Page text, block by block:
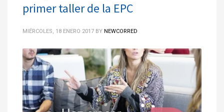
primer taller de la EPC
MIÉRCOLES, 18 ENERO 2017 BY NEWCORRED